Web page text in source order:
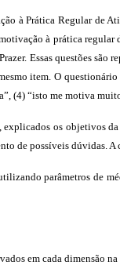
à Prática Regular de
à prática
Essas questões
item. O
(4) “isto me motiva
os objetivos
de possíveis dúvidas.
parâmetros de
em cada dimensão